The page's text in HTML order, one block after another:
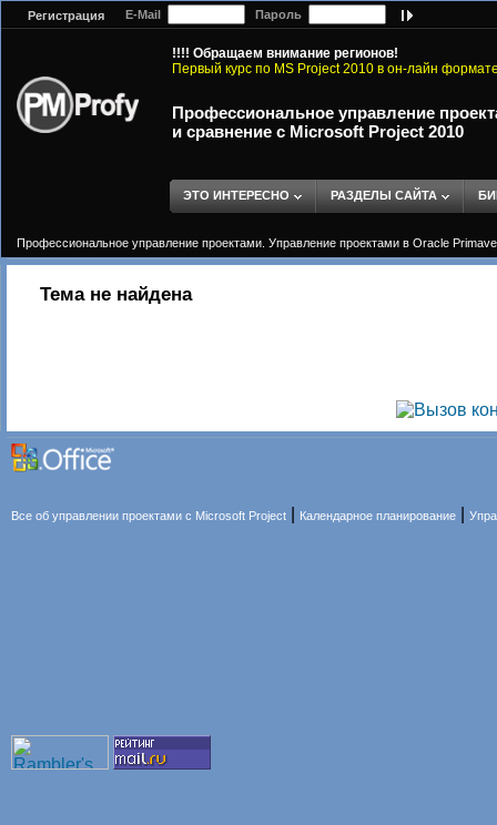
Регистрация E-Mail Пароль
!!!! Обращаем внимание регионов!
Первый курс по MS Project 2010 в он-лайн
Профессиональное управление
и сравнение с Microsoft Project 2010
ЭТО ИНТЕРЕСНО РАЗДЕЛЫ САЙТА
Профессиональное управление проектами. Управление проектами в Oracle
Тема не найдена
Все об управлении проектами с Microsoft Project Календарное планирование